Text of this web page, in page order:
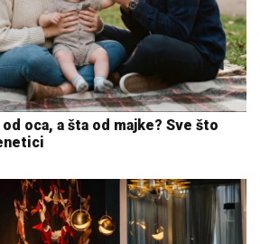
oca, a šta od majke? Sve što